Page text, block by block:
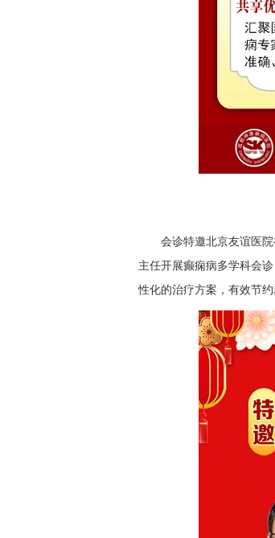
会诊特邀北京友谊医
主任开展癫痫病多学科会
性化的治疗方案，有效节约